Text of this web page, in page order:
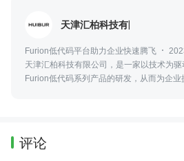
天津汇柏科技有限公司
Furion低代码平台助力企业快速腾飞
天津汇柏科技有限公司，是一家以技术为
Furion低代码系列产品的研发，从而为企
评论